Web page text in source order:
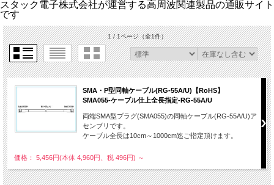
スタック電子株式会社が運営する高周波関連製品の通販サイト
です
1 / 1ページ（全1件）
SMA・P型同軸ケーブル(RG-55A/U)【RoHS】
SMA055-ケーブル仕上全長指定-RG-55A/U
両端SMA型プラグ(SMA055)の同軸ケーブル(RG-55A/U)ア
センブリです。
ケーブル全長は10cm～1000cm迄ご指定頂けます。
価格： 5,456円(本体 4,960円、税 496円) ～